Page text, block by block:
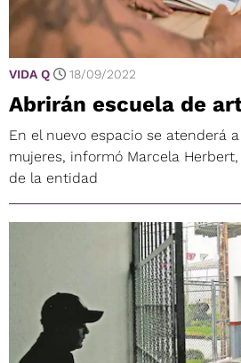
VIDA Q 18/09/2022
Abrirán escuela de
En el nuevo espacio se atenderá
mujeres, informó Marcela
de la entidad